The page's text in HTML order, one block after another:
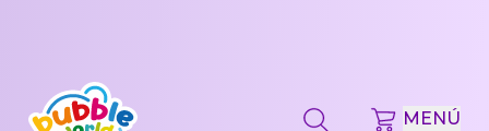
MENÚ